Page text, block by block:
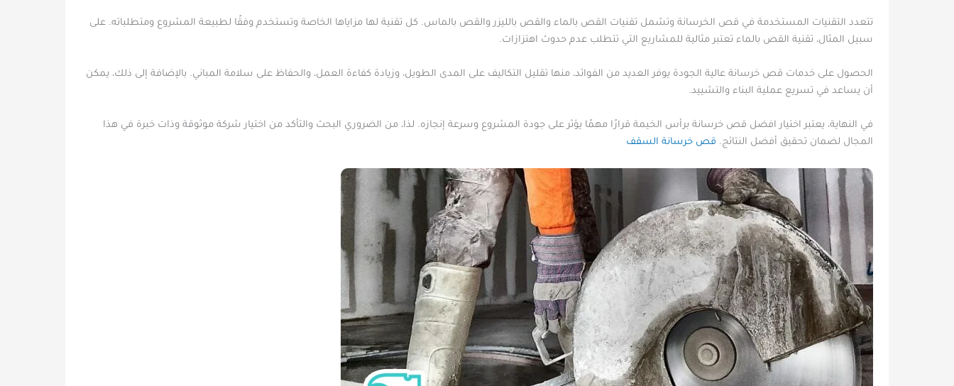
تتعدد التقنيات المستخدمة في قص الخرسانة وتشمل تقنيات القص بالماء والقص بالليزر والقص بالماس. كل تقنية لها مزاياها الخاصة وتستخدم وفقًا لطبيعة المشروع ومتطلباته. على
سبيل المثال، تقنية القص بالماء تعتبر مثالية للمشاريع التي تتطلب عدم حدوث اهتزازات.
الحصول على خدمات قص خرسانة عالية الجودة يوفر العديد من الفوائد، منها تقليل التكاليف على المدى الطويل، وزيادة كفاءة العمل، والحفاظ على سلامة المباني. بالإضافة إلى ذلك، يمكن
أن يساعد في تسريع عملية البناء والتشييد.
في النهاية، يعتبر اختيار افضل قص خرسانة برأس الخيمة قرارًا مهمًا يؤثر على جودة المشروع وسرعة إنجازه. لذا، من الضروري البحث والتأكد من اختيار شركة موثوقة وذات خبرة في هذا
المجال لضمان تحقيق أفضل النتائج. قص خرسانة السقف